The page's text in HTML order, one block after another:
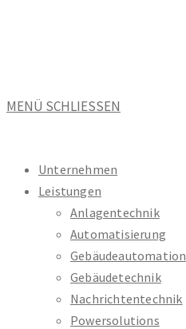
MENÜ SCHLIESSEN
Unternehmen
Leistungen
Anlagentechnik
Automatisierung
Gebäudeautomation
Gebäudetechnik
Nachrichtentechnik
Powersolutions